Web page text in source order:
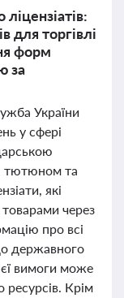
для торгівлі
форм
за
України
у сфері
тютюном та
які
через
про всі
державного
вимоги може
Крім